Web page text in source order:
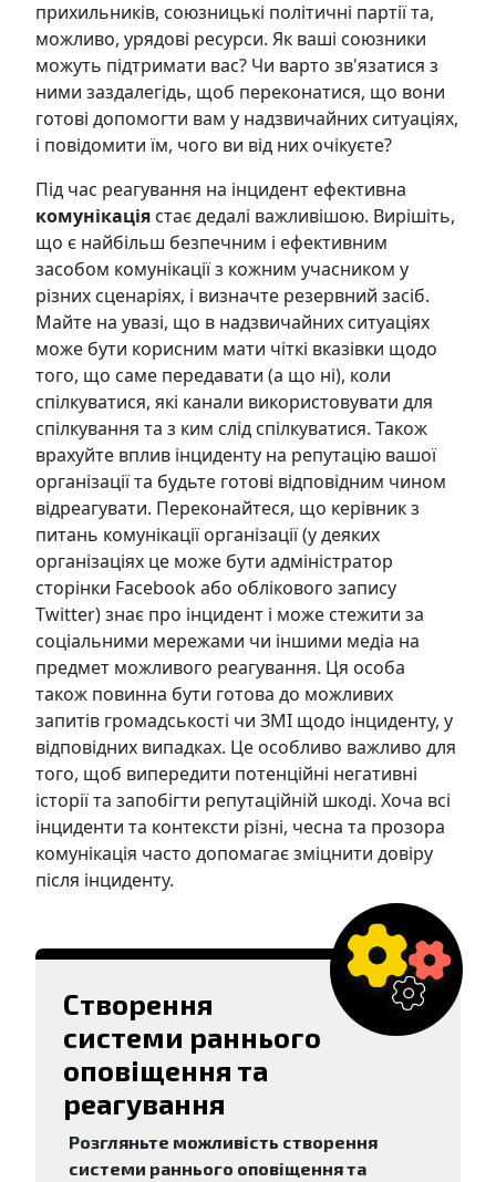
прихильників, союзницькі політичні партії та,
можливо, урядові ресурси. Як ваші союзники
можуть підтримати вас? Чи варто зв'язатися з
ними заздалегідь, щоб переконатися, що вони
готові допомогти вам у надзвичайних ситуаціях,
і повідомити їм, чого ви від них очікуєте?
Під час реагування на інцидент ефективна
комунікація стає дедалі важливішою. Вирішіть,
що є найбільш безпечним і ефективним
засобом комунікації з кожним учасником у
різних сценаріях, і визначте резервний засіб.
Майте на увазі, що в надзвичайних ситуаціях
може бути корисним мати чіткі вказівки щодо
того, що саме передавати (а що ні), коли
спілкуватися, які канали використовувати для
спілкування та з ким слід спілкуватися. Також
врахуйте вплив інциденту на репутацію вашої
організації та будьте готові відповідним чином
відреагувати. Переконайтеся, що керівник з
питань комунікації організації (у деяких
організаціях це може бути адміністратор
сторінки Facebook або облікового запису
Twitter) знає про інцидент і може стежити за
соціальними мережами чи іншими медіа на
предмет можливого реагування. Ця особа
також повинна бути готова до можливих
запитів громадськості чи ЗМІ щодо інциденту, у
відповідних випадках. Це особливо важливо для
того, щоб випередити потенційні негативні
історії та запобігти репутаційній шкоді. Хоча всі
інциденти та контексти різні, чесна та прозора
комунікація часто допомагає зміцнити довіру
після інциденту.
Створення
системи раннього
оповіщення та
реагування
Розгляньте можливість створення
системи раннього оповіщення та